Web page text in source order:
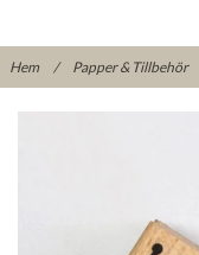
Hem / Papper & Tillbehör